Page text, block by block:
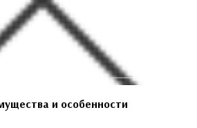
и особенности